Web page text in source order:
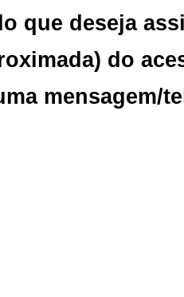
que deseja
do
mensagem/